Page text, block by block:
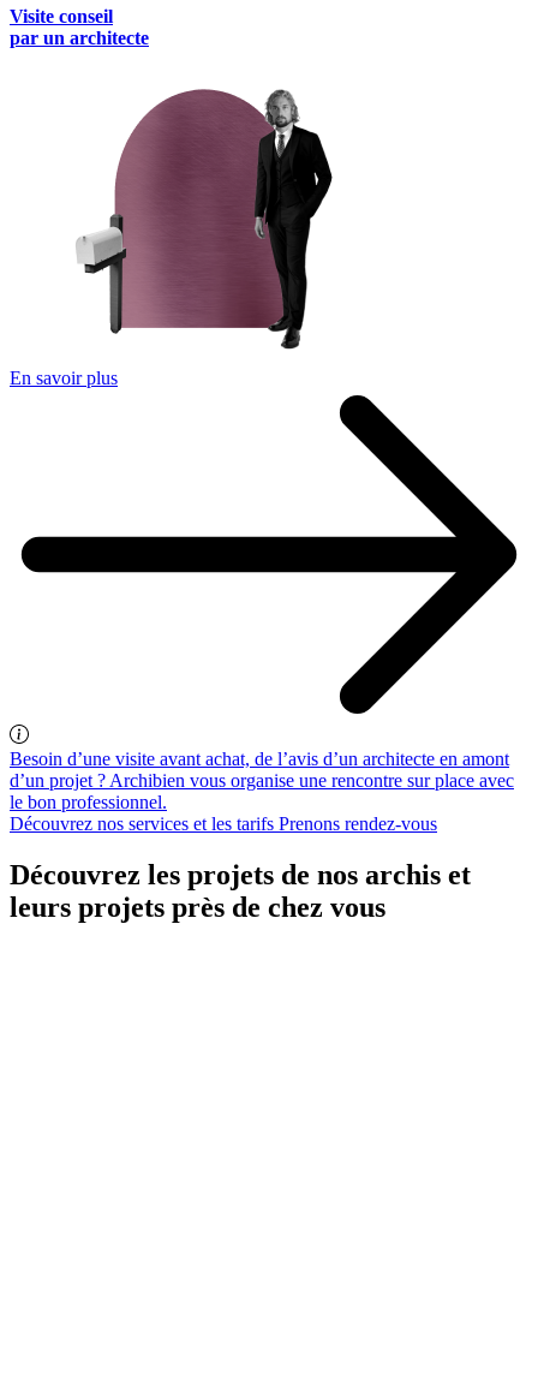
Visite conseil
par un architecte
En savoir plus
Besoin d’une visite avant achat, de l’avis d’un architecte en amont
d’un projet ? Archibien vous organise une rencontre sur place avec
le bon professionnel.
Découvrez nos services et les tarifs Prenons rendez-vous
Découvrez les projets de nos archis et
leurs projets près de chez vous